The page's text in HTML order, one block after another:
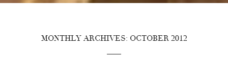
MONTHLY ARCHIVES: OCTOBER 2012